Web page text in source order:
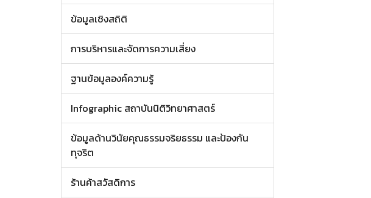
ข้อมูลเชิงสถิติ
การบริหารและจัดการความเสี่ยง
ฐานข้อมูลองค์ความรู้
Infographic สถาบันนิติวิทยาศาสตร์
ข้อมูลด้านวินัยคุณธรรมจริยธรรม และป้องกัน
ทุจริต
ร้านค้าสวัสดิการ